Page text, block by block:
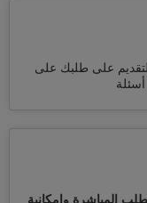
التقديم على طلبك على
المباشرة وإمكانية